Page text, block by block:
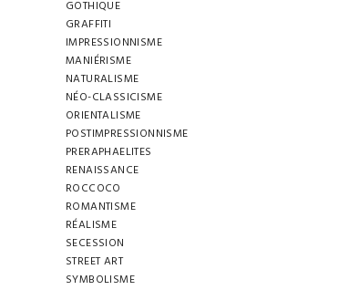
GOTHIQUE
GRAFFITI
IMPRESSIONNISME
MANIÉRISME
NATURALISME
NÉO-CLASSICISME
ORIENTALISME
POSTIMPRESSIONNISME
PRERAPHAELITES
RENAISSANCE
ROCCOCO
ROMANTISME
RÉALISME
SECESSION
STREET ART
SYMBOLISME